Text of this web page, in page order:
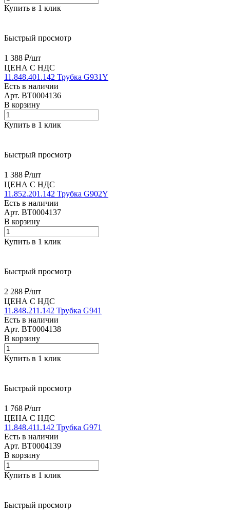
Купить в 1 клик
Быстрый просмотр
1 388 ₽/шт
ЦЕНА С НДС
11.848.401.142 Трубка G931Y
Есть в наличии
Арт. BT0004136
В корзину
Купить в 1 клик
Быстрый просмотр
1 388 ₽/шт
ЦЕНА С НДС
11.852.201.142 Трубка G902Y
Есть в наличии
Арт. BT0004137
В корзину
Купить в 1 клик
Быстрый просмотр
2 288 ₽/шт
ЦЕНА С НДС
11.848.211.142 Трубка G941
Есть в наличии
Арт. BT0004138
В корзину
Купить в 1 клик
Быстрый просмотр
1 768 ₽/шт
ЦЕНА С НДС
11.848.411.142 Трубка G971
Есть в наличии
Арт. BT0004139
В корзину
Купить в 1 клик
Быстрый просмотр